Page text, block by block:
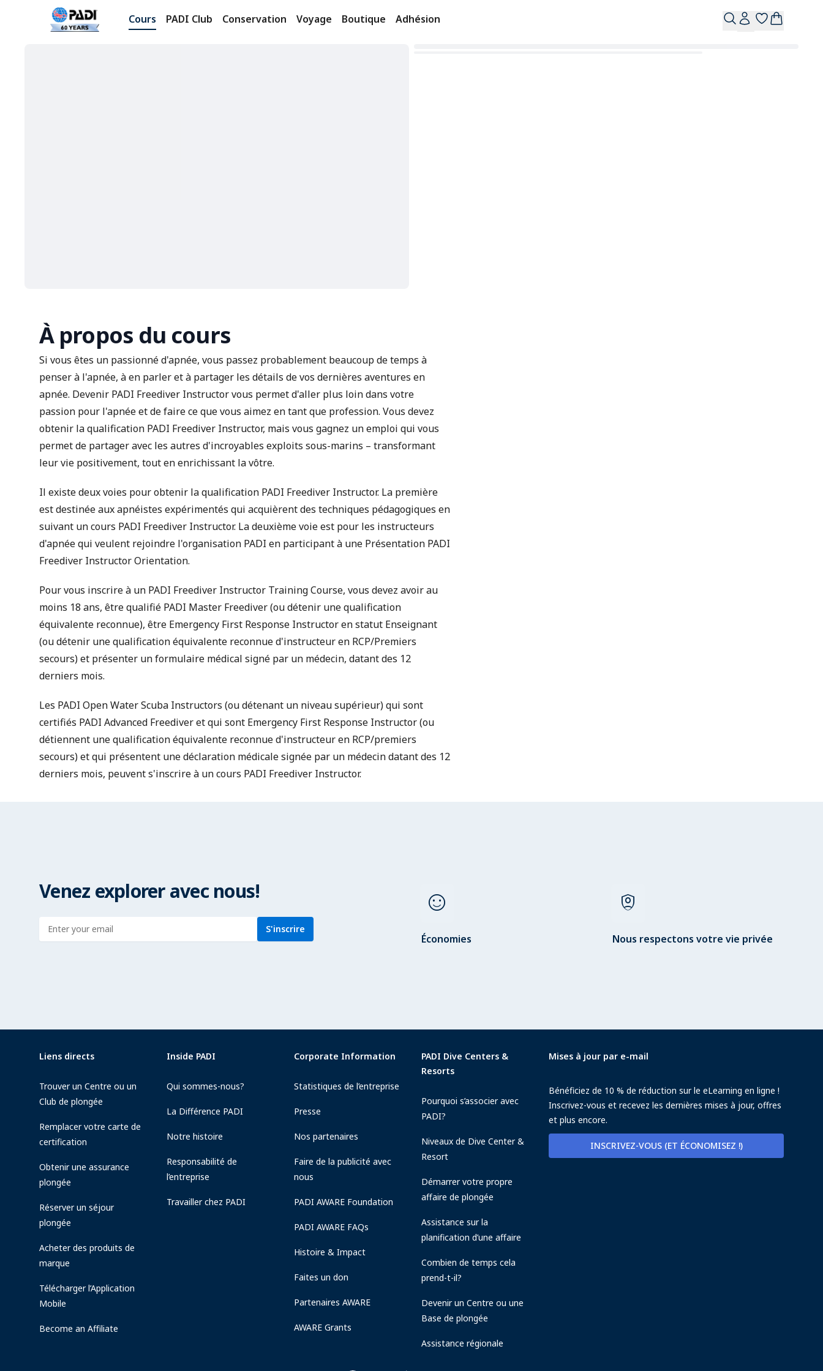
Cours PADI Club Conservation Voyage Boutique Adhésion
À propos du cours
Si vous êtes un passionné d'apnée, vous passez probablement beaucoup de temps à
penser à l'apnée, à en parler et à partager les détails de vos dernières aventures en
apnée. Devenir PADI Freediver Instructor vous permet d'aller plus loin dans votre
passion pour l'apnée et de faire ce que vous aimez en tant que profession. Vous devez
obtenir la qualification PADI Freediver Instructor, mais vous gagnez un emploi qui vous
permet de partager avec les autres d'incroyables exploits sous-marins – transformant
leur vie positivement, tout en enrichissant la vôtre.
Il existe deux voies pour obtenir la qualification PADI Freediver Instructor. La première
est destinée aux apnéistes expérimentés qui acquièrent des techniques pédagogiques en
suivant un cours PADI Freediver Instructor. La deuxième voie est pour les instructeurs
d'apnée qui veulent rejoindre l'organisation PADI en participant à une Présentation PADI
Freediver Instructor Orientation.
Pour vous inscrire à un PADI Freediver Instructor Training Course, vous devez avoir au
moins 18 ans, être qualifié PADI Master Freediver (ou détenir une qualification
équivalente reconnue), être Emergency First Response Instructoren statut Enseignant
(ou détenir une qualification équivalente reconnue d'instructeur en RCP/Premiers
secours) et présenter unformulaire médical signé par un médecin, datant des 12
derniers mois.
Les PADI Open Water Scuba Instructors (ou détenant un niveau supérieur) qui sont
certifiés PADI Advanced Freediver et qui sont Emergency First Response Instructor (ou
détiennent une qualification équivalente reconnue d'instructeur en RCP/premiers
secours) et qui présentent une déclaration médicale signée par un médecin datant des 12
derniers mois, peuvent s'inscrire à un cours PADI Freediver Instructor.
Venez explorer avec nous!
Enter address S'inscrire
sentiment_satisfied
Économies
shield_person
Nous respectons votre vie privée
Liens directs
Trouver un Centre ou un
Club de plongée
Remplacer votre carte de
certification
Obtenir une assurance
plongée
Réserver un séjour
plongée
Acheter des produits de
marque
Télécharger l’Application
Mobile
Become an Affiliate
Inside PADI
Qui sommes-nous?
La Différence PADI
Notre histoire
Responsabilité de
l’entreprise
Travailler chez PADI
Corporate Information
Statistiques de l’entreprise
Presse
Nos partenaires
Faire de la publicité avec
nous
PADI AWARE Foundation
PADI AWARE FAQs
Histoire & Impact
Faites un don
Partenaires AWARE
AWARE Grants
PADI Dive Centers &
Resorts
Pourquoi s’associer avec
PADI?
Niveaux de Dive Center &
Resort
Démarrer votre propre
affaire de plongée
Assistance sur la
planification d’une affaire
Combien de temps cela
prend-t-il?
Devenir un Centre ou une
Base de plongée
Assistance régionale
Mises à jour par e-mail
Bénéficiez de 10 % de réduction sur le eLearning en ligne !
Inscrivez-vous et recevez les dernières mises à jour, offres
et plus encore.
INSCRIVEZ-VOUS (ET ÉCONOMISEZ !)